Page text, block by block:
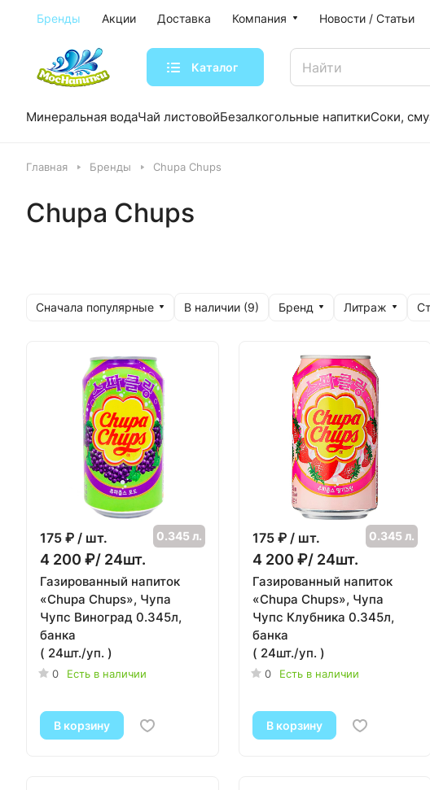
Бренды Акции Доставка Компания Новости / Статьи
Каталог
Минеральная водаЧай листовойБезалкогольные напиткиСоки,
Главная Бренды Chupa Chups
Chupa Chups
Сначала популярные В наличии (9) Бренд Литраж
175 ₽ / шт. 0.345 л.
4 200 ₽/ 24шт.
Газированный напиток
«Chupa Chups», Чупа
Чупс Виноград 0.345л,
банка
( 24шт./уп. )
0 Есть в наличии
В корзину
175 ₽ / шт. 0.345 л.
4 200 ₽/ 24шт.
Газированный напиток
«Chupa Chups», Чупа
Чупс Клубника 0.345л,
банка
( 24шт./уп. )
0 Есть в наличии
В корзину